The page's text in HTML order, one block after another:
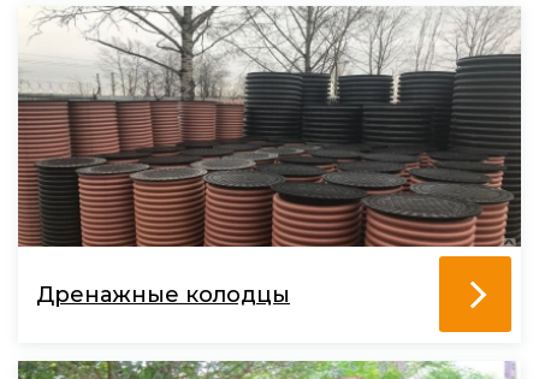
Дренажные колодцы